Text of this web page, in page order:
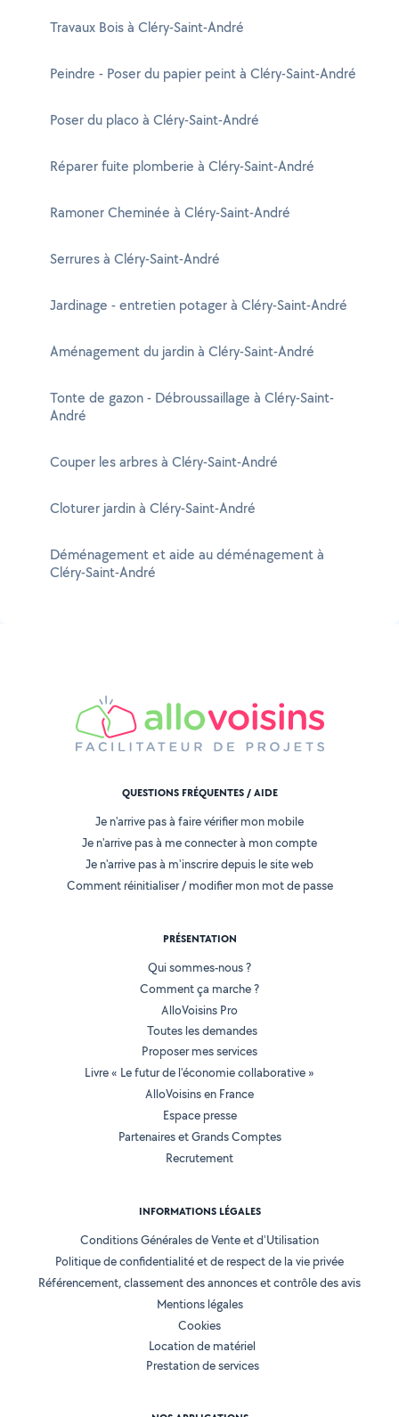
Travaux Bois à Cléry-Saint-André
Peindre - Poser du papier peint à Cléry-Saint-André
Poser du placo à Cléry-Saint-André
Réparer fuite plomberie à Cléry-Saint-André
Ramoner Cheminée à Cléry-Saint-André
Serrures à Cléry-Saint-André
Jardinage - entretien potager à Cléry-Saint-André
Aménagement du jardin à Cléry-Saint-André
Tonte de gazon - Débroussaillage à Cléry-Saint-
André
Couper les arbres à Cléry-Saint-André
Cloturer jardin à Cléry-Saint-André
Déménagement et aide au déménagement à
Cléry-Saint-André
QUESTIONS FRÉQUENTES / AIDE
Je n'arrive pas à faire vérifier mon mobile
Je n'arrive pas à me connecter à mon compte
Je n'arrive pas à m'inscrire depuis le site web
Comment réinitialiser / modifier mon mot de passe
PRÉSENTATION
Qui sommes-nous ?
Comment ça marche ?
AlloVoisins Pro
Toutes les demandes
Proposer mes services
Livre « Le futur de l'économie collaborative »
AlloVoisins en France
Espace presse
Partenaires et Grands Comptes
Recrutement
INFORMATIONS LÉGALES
Conditions Générales de Vente et d'Utilisation
Politique de confidentialité et de respect de la vie privée
Référencement, classement des annonces et contrôle des avis
Mentions légales
Cookies
Location de matériel
Prestation de services